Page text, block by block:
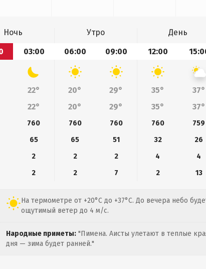
Ночь Утро День
03:00 06:00 09:00 12:00
22° 20° 29° 35° 37°
22° 20° 29° 35° 37°
760 760 760 760 759
65 65 51 32 26
2 2 2 4 4
2 2 7 2 13
На термометре от +20°C до +37°C. До вечера небо
ощутимый ветер до 4 м/с.
Народные приметы: "Пимена. Аисты улетают в теплые
дня — зима будет ранней."